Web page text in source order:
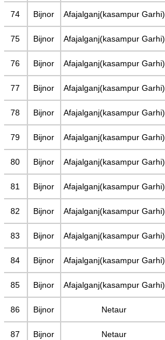
74 Bijnor Afajalganj(kasampur Garhi)
75 Bijnor Afajalganj(kasampur Garhi)
76 Bijnor Afajalganj(kasampur Garhi)
77 Bijnor Afajalganj(kasampur Garhi)
78 Bijnor Afajalganj(kasampur Garhi)
79 Bijnor Afajalganj(kasampur Garhi)
80 Bijnor Afajalganj(kasampur Garhi)
81 Bijnor Afajalganj(kasampur Garhi)
82 Bijnor Afajalganj(kasampur Garhi)
83 Bijnor Afajalganj(kasampur Garhi)
84 Bijnor Afajalganj(kasampur Garhi)
85 Bijnor Afajalganj(kasampur Garhi)
86 Bijnor Netaur
87 Bijnor Netaur